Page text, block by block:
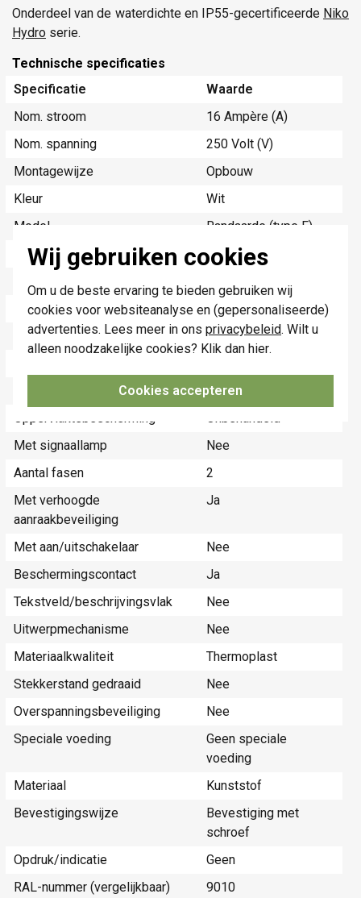
Wij gebruiken cookies
Om u de beste ervaring te bieden gebruiken wij
cookies voor websiteanalyse en (gepersonaliseerde)
advertenties. Lees meer in ons privacybeleid. Wilt u
alleen noodzakelijke cookies? Klik dan hier.
Cookies accepteren
Onderdeel van de waterdichte en IP55-gecertificeerde Niko
Hydro serie.
Technische specificaties
Specificatie
Waarde
Nom. stroom
16 Ampère (A)
Nom. spanning
250 Volt (V)
Montagewijze
Opbouw
Kleur
Wit
Model
Randaarde (type F)
Halogeenvrij
Ja
Aantal eenheden
2
Afsluitbaar
Nee
Schroefklem
Oppervlaktebescherming
Onbehandeld
Met signaallamp
Nee
Aantal fasen
2
Met verhoogde
aanraakbeveiliging
Ja
Met aan/uitschakelaar
Nee
Beschermingscontact
Ja
Tekstveld/beschrijvingsvlak
Nee
Uitwerpmechanisme
Nee
Materiaalkwaliteit
Thermoplast
Stekkerstand gedraaid
Nee
Overspanningsbeveiliging
Nee
Speciale voeding
Geen speciale
voeding
Materiaal
Kunststof
Bevestigingswijze
Bevestiging met
schroef
Opdruk/indicatie
Geen
RAL-nummer (vergelijkbaar)
9010